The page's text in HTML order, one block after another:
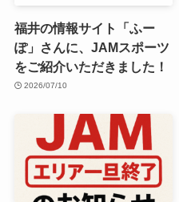
福井の情報サイト「ふー
ぽ」さんに、JAMスポーツ
をご紹介いただきました！
2026/07/10